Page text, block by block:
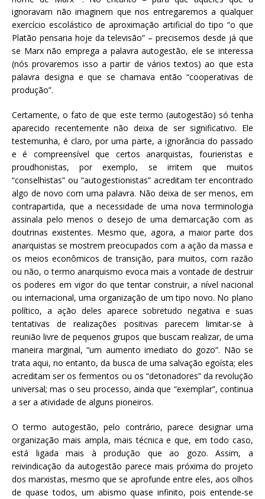
ignoravam não imaginem que nos entregaremos a qualquer
exercício escolástico de aproximação artificial do tipo “o que
Platão pensaria hoje da televisão” – precisemos desde já que
se Marx não emprega a palavra autogestão, ele se interessa
(nós provaremos isso a partir de vários textos) ao que esta
palavra designa e que se chamava então “cooperativas de
produção”.
Certamente, o fato de que este termo (autogestão) só tenha
aparecido recentemente não deixa de ser significativo. Ele
testemunha, é claro, por uma parte, a ignorância do passado
e é compreensível que certos anarquistas, fourieristas e
proudhonistas, por exemplo, se irritem que muitos
“conselhistas” ou “autogestionistas” acreditam ter encontrado
algo de novo com uma palavra. Não deixa de ser menos, em
contrapartida, que a necessidade de uma nova terminologia
assinala pelo menos o desejo de uma demarcação com as
doutrinas existentes. Mesmo que, agora, a maior parte dos
anarquistas se mostrem preocupados com a ação da massa e
os meios econômicos de transição, para muitos, com razão
ou não, o termo anarquismo evoca mais a vontade de destruir
os poderes em vigor do que tentar construir, a nível nacional
ou internacional, uma organização de um tipo novo. No plano
político, a ação deles aparece sobretudo negativa e suas
tentativas de realizações positivas parecem limitar-se à
reunião livre de pequenos grupos que buscam realizar, de uma
maneira marginal, “um aumento imediato do gozo”. Não se
trata aqui, no entanto, da busca de uma salvação egoísta; eles
acreditam ser os fermentos ou os “detonadores” da revolução
universal; mas o seu processo, ainda que “exemplar”, continua
a ser a atividade de alguns pioneiros.
O termo autogestão, pelo contrário, parece designar uma
organização mais ampla, mais técnica e que, em todo caso,
está ligada mais à produção que ao gozo. Assim, a
reivindicação da autogestão parece mais próxima do projeto
dos marxistas, mesmo que se aprofunde entre eles, aos olhos
de quase todos, um abismo quase infinito, pois entende-se